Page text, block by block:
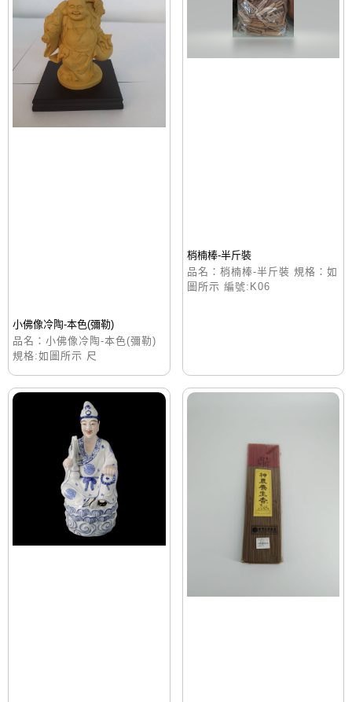
小佛像冷陶-本色(彌勒)
品名：小佛像冷陶-本色(彌勒)
規格:如圖所示 尺
梢楠棒-半斤裝
品名：梢楠棒-半斤裝 規格：如
圖所示 編號:K06